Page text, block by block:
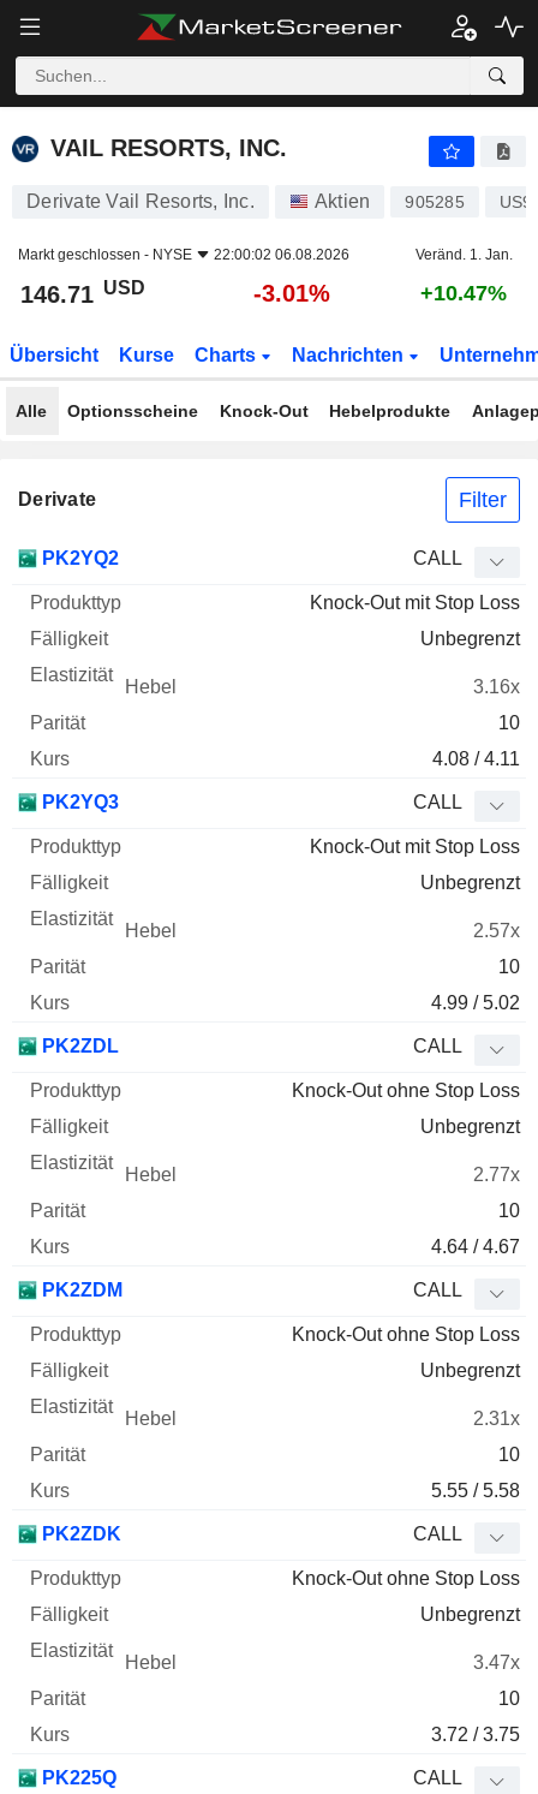
VAIL RESORTS, INC.
VAIL RESORTS, INC.
Derivate Vail Resorts, Inc. Aktien 905285
Markt geschlossen - NYSE 22:00:02 06.08.2026 Veränd. 1. Jan.
146.71 USD -3.01% +10.47%
Übersicht Kurse Charts Nachrichten
Alle Optionsscheine Knock-Out Hebelprodukte
Derivate Filter
WKN Typ Hebel Parität
PK2YQ2 CALL
Knock-Out mit Stop Loss
Unbegrenzt
3.16x
10
4.08 / 4.11
PK2YQ3 CALL
Knock-Out mit Stop Loss
Unbegrenzt
2.57x
10
4.99 / 5.02
PK2ZDL CALL
Knock-Out ohne Stop Loss
Unbegrenzt
2.77x
10
4.64 / 4.67
PK2ZDM CALL
Knock-Out ohne Stop Loss
Unbegrenzt
2.31x
10
5.55 / 5.58
PK2ZDK CALL
Knock-Out ohne Stop Loss
Unbegrenzt
3.47x
10
3.72 / 3.75
PK225Q CALL